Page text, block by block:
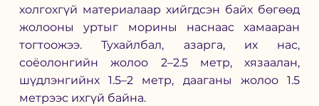
холгохгүй материалаар хийгдсэн байх бөгөөд
жолооны уртыг морины наснаас хамааран
тогтоожээ. Тухайлбал, азарга, их нас,
соёолонгийн жолоо 2–2.5 метр, хязаалан,
шүдлэнгийнх 1.5–2 метр, дааганы жолоо 1.5
метрээс ихгүй байна.